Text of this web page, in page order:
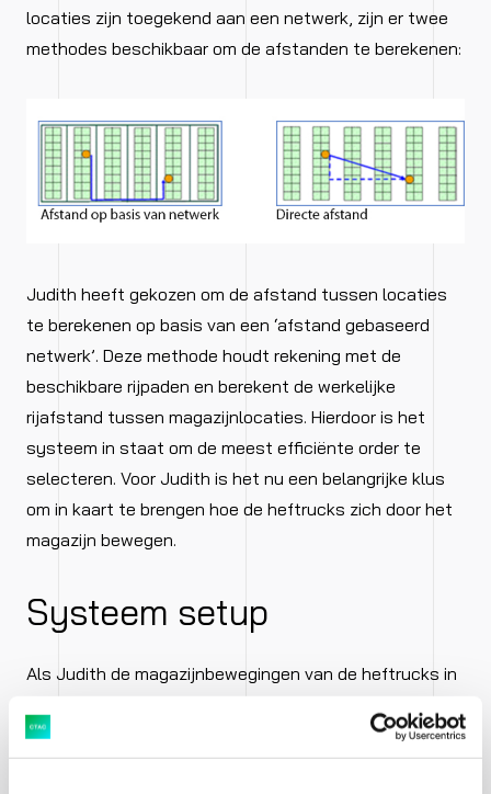
locaties zijn toegekend aan een netwerk, zijn er twee
methodes beschikbaar om de afstanden te berekenen:
Judith heeft gekozen om de afstand tussen locaties
te berekenen op basis van een ‘afstand gebaseerd
netwerk’. Deze methode houdt rekening met de
beschikbare rijpaden en berekent de werkelijke
rijafstand tussen magazijnlocaties. Hierdoor is het
systeem in staat om de meest efficiënte order te
selecteren. Voor Judith is het nu een belangrijke klus
om in kaart te brengen hoe de heftrucks zich door het
magazijn bewegen.
Systeem setup
Als Judith de magazijnbewegingen van de heftrucks in
kaart heeft gebracht, kan het systeem worden
ingericht. Magazijn locaties krijgen X, Y, Z coördinaten
en om te bepalen waar de heftrucks de gangen in- en